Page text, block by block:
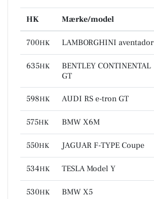
HK Mærke/model
700HK LAMBORGHINI aventador
635HK
BENTLEY CONTINENTAL
GT
598HK AUDI RS e-tron GT
575HK BMW X6M
550HK JAGUAR F-TYPE Coupe
534HK TESLA Model Y
530HK BMW X5